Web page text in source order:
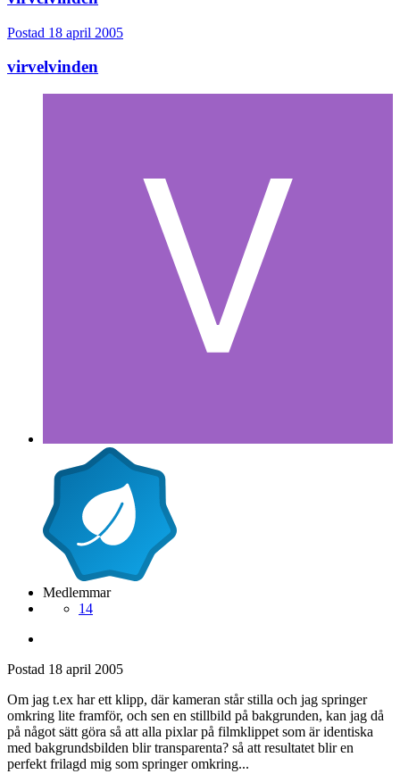
Postad 18 april 2005
virvelvinden
Medlemmar
14
Postad 18 april 2005
Om jag t.ex har ett klipp, där kameran står stilla och jag springer
omkring lite framför, och sen en stillbild på bakgrunden, kan jag då
på något sätt göra så att alla pixlar på filmklippet som är identiska
med bakgrundsbilden blir transparenta? så att resultatet blir en
perfekt frilagd mig som springer omkring...